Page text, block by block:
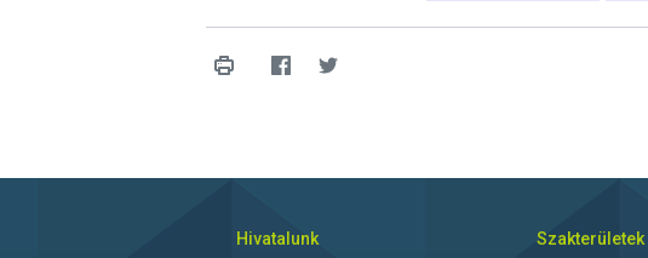
Hivatalunk Szakterületek